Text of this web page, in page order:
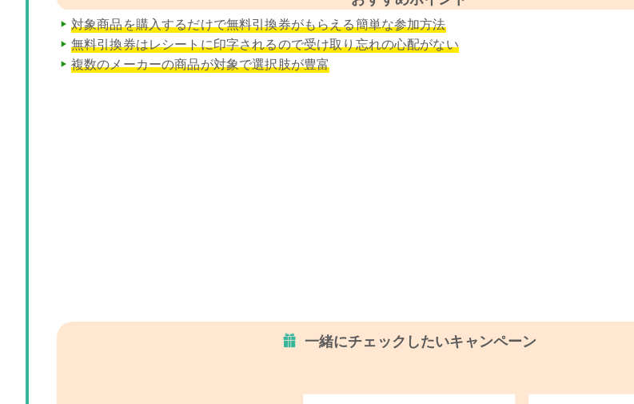
対象商品を購入するだけで無料引換券がもらえる簡単な参加方法
無料引換券はレシートに印字されるので受け取り忘れの心配がない
複数のメーカーの商品が対象で選択肢が豊富
一緒にチェックしたいキャンペーン